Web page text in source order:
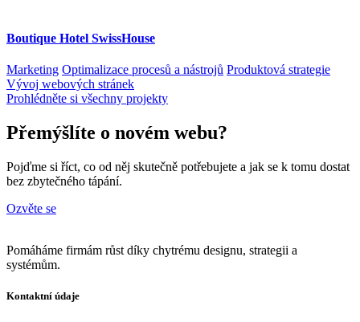
Boutique Hotel SwissHouse
Marketing Optimalizace procesů a nástrojů Produktová strategie
Vývoj webových stránek
Prohlédněte si všechny projekty
Přemýšlíte o novém webu?
Pojďme si říct, co od něj skutečně potřebujete a jak se k tomu dostat
bez zbytečného tápání.
Ozvěte se
Pomáháme firmám růst díky chytrému designu, strategii a
systémům.
Kontaktní údaje